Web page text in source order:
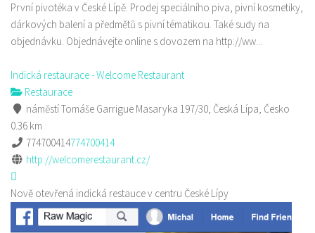
První pivotéka v České Lípě. Prodej speciálního piva, pivní kosmetiky,
dárkových balení a předmětů s pivní tématikou. Také sudy na
objednávku. Objednávejte online s dovozem na http://ww...
Indická restaurace - Welcome Restaurant
Restaurace
náměstí Tomáše Garrigue Masaryka 197/30, Česká Lípa, Česko
0.36 km
774700414774700414
http://welcomerestaurant.cz/
Nově otevřená indická restauce v centru České Lípy